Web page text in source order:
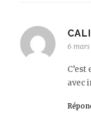
6
avec